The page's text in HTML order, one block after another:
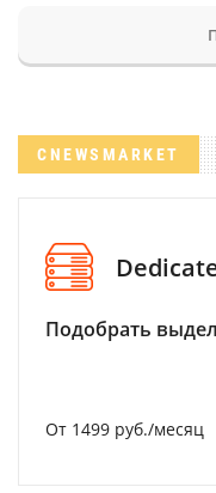
CNEWSMARKET
Подобрать
От 1499 руб./месяц